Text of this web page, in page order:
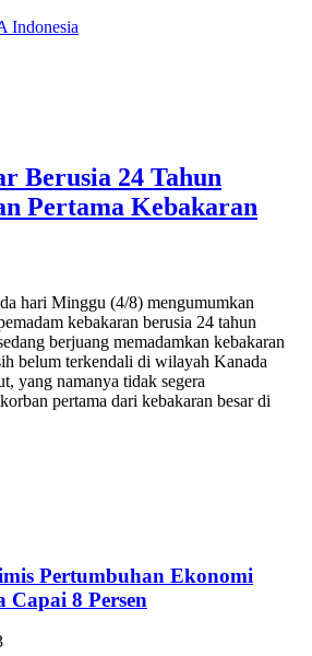
Indonesia
Berusia 24 Tahun
Pertama Kebakaran
hari Minggu (4/8) mengumumkan
kebakaran berusia 24 tahun
berjuang memadamkan kebakaran
belum terkendali di wilayah Kanada
yang namanya tidak segera
pertama dari kebakaran besar di
Pertumbuhan Ekonomi
Capai 8 Persen